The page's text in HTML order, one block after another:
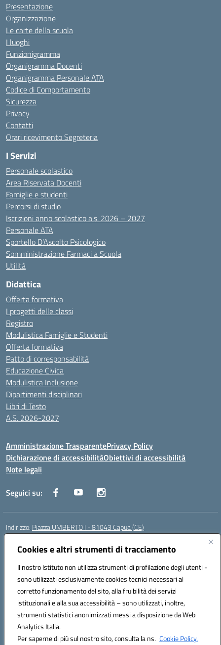
Cookies e altri strumenti di tracciamento
Il nostro Istituto non utilizza strumenti di profilazione degli utenti -
sono utilizzati esclusivamente cookies tecnici necessari al
corretto funzionamento del sito, alla fruibilità dei servizi
istituzionali e alla sua accessibilità – sono utilizzati, inoltre,
strumenti statistici anonimizzati messi a disposizione da Web
Analytics Italia.
Per saperne di più sul nostro sito, consulta la ns. Cookie Policy.
Presentazione
Organizzazione
Le carte della scuola
I luoghi
Funzionigramma
Organigramma Docenti
Organigramma Personale ATA
Codice di Comportamento
Sicurezza
Privacy
Contatti
Orari ricevimento Segreteria
I Servizi
Personale scolastico
Area Riservata Docenti
Famiglie e studenti
Percorsi di studio
Iscrizioni anno scolastico a.s. 2026 – 2027
Personale ATA
Sportello D’Ascolto Psicologico
Somministrazione Farmaci a Scuola
Utilità
Didattica
Offerta formativa
I progetti delle classi
Registro
Modulistica Famiglie e Studenti
Offerta formativa
Patto di corresponsabilità
Educazione Civica
Modulistica Inclusione
Dipartimenti disciplinari
Libri di Testo
A.S. 2026-2027
Amministrazione TrasparentePrivacy Policy
Dichiarazione di accessibilitàObiettivi di accessibilità
Note legali
Seguici su:
Indirizzo: Piazza UMBERTO I - 81043 Capua (CE)
Centralino:
Posta elettronica certificata (PEC):cepm03000d@pec.istruzione.it
Codice fiscale: 93034560610
Codice meccanografico:CEPM03000D
Codice Indice delle Pubbliche Amministrazioni (IPA): istsc_cepm03000d
Codice unico di fatturazione (CUF): UF7IYN
Hosting & Powered by 3D Solution S.r.l.